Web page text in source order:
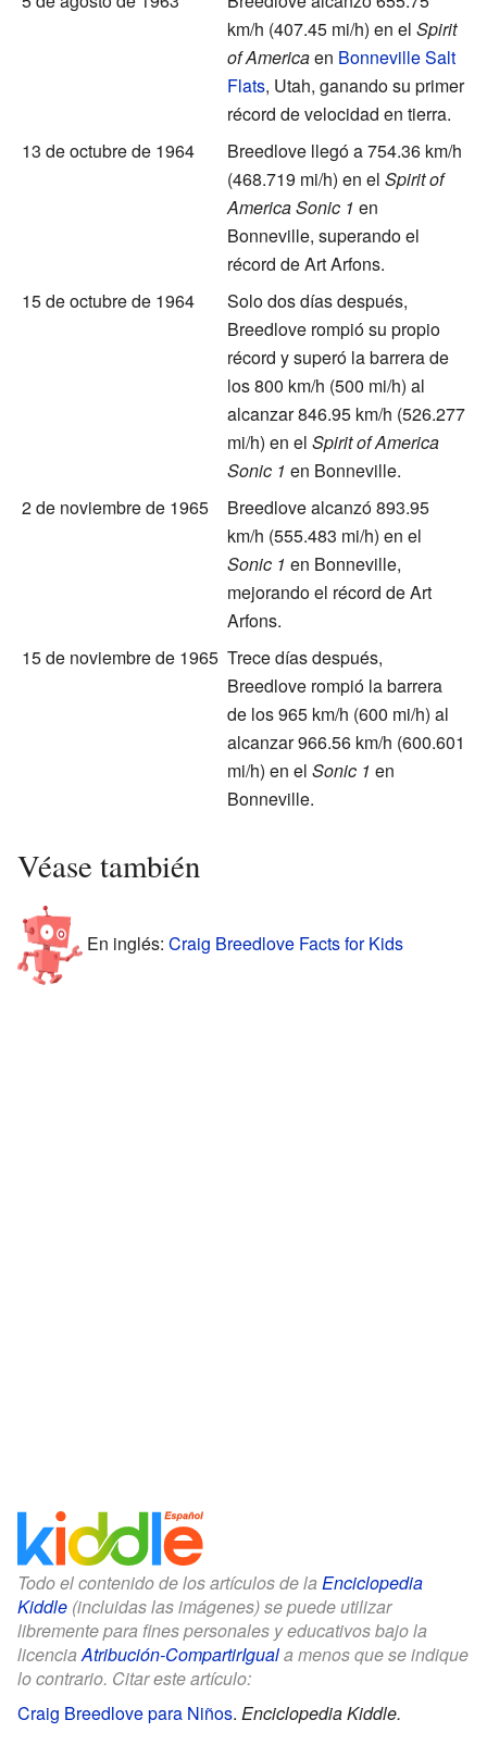
km/h (407.45 mi/h) en el Spirit
of Americaen Bonneville Salt
Flats, Utah, ganando su primer
récord de velocidad en tierra.
13 de octubre de 1964
Breedlove llegó a 754.36 km/h
(468.719 mi/h) en el Spirit of
America Sonic 1 en
Bonneville, superando el
récord de Art Arfons.
15 de octubre de 1964
Solo dos días después,
Breedlove rompió su propio
récord y superó la barrera de
los 800 km/h (500 mi/h) al
alcanzar 846.95 km/h (526.277
mi/h) en el Spirit of America
Sonic 1 en Bonneville.
2 de noviembre de 1965
Breedlove alcanzó 893.95
km/h (555.483 mi/h) en el
Sonic 1 en Bonneville,
mejorando el récord de Art
Arfons.
15 de noviembre de 1965 Trece días después,
Breedlove rompió la barrera
de los 965 km/h (600 mi/h) al
alcanzar 966.56 km/h (600.601
mi/h) en el Sonic 1 en
Bonneville.
Véase también
En inglés: Craig Breedlove Facts for Kids
Todo el contenido de los artículos de la Enciclopedia
Kiddle (incluidas las imágenes) se puede utilizar
libremente para fines personales y educativos bajo la
licenciaAtribución-CompartirIguala menos que se indique
lo contrario. Citar este artículo:
Craig Breedlove para Niños. Enciclopedia Kiddle.